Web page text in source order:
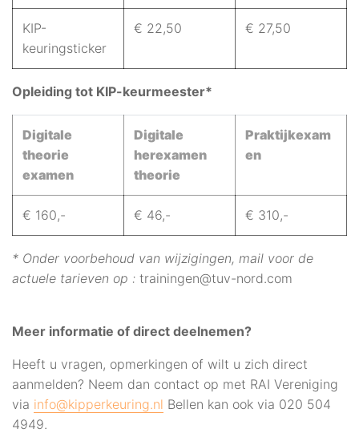
KIP-
keuringsticker
€ 22,50 € 27,50
Opleiding tot KIP-keurmeester*
Digitale
theorie
examen
Digitale
herexamen
theorie
Praktijkexam
en
€ 160,- € 46,- € 310,-
* Onder voorbehoud van wijzigingen, mail voor de
actuele tarieven op : trainingen@tuv-nord.com
Meer informatie of direct deelnemen?
Heeft u vragen, opmerkingen of wilt u zich direct
aanmelden? Neem dan contact op met RAI Vereniging
via info@kipperkeuring.nl Bellen kan ook via 020 504
4949.